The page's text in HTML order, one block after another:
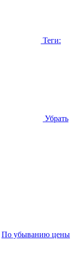
Теги:
Убрать
По убыванию цены